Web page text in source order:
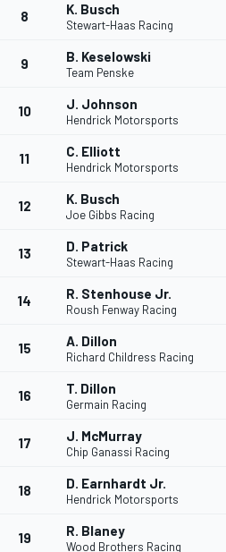
8 K. Busch
Stewart-Haas Racing
9 B. Keselowski
Team Penske
10 J. Johnson
Hendrick Motorsports
11 C. Elliott
Hendrick Motorsports
12 K. Busch
Joe Gibbs Racing
13 D. Patrick
Stewart-Haas Racing
14 R. Stenhouse Jr.
Roush Fenway Racing
15 A. Dillon
Richard Childress Racing
16 T. Dillon
Germain Racing
17 J. McMurray
Chip Ganassi Racing
18 D. Earnhardt Jr.
Hendrick Motorsports
19 R. Blaney
Wood Brothers Racing